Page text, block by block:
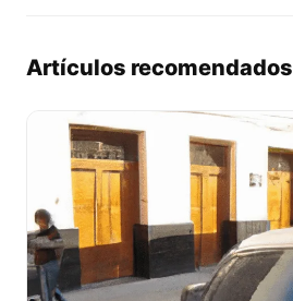
Artículos recomendados